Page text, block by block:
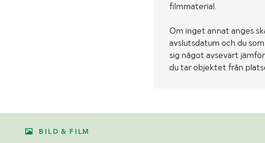
BILD & FILM
filmmaterial.
Om inget annat anges
avslutsdatum och du
sig något avsevärt
du tar objektet från